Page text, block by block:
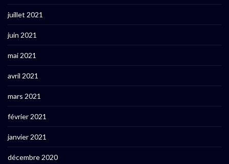
juillet 2021
juin 2021
mai 2021
avril 2021
mars 2021
février 2021
janvier 2021
décembre 2020